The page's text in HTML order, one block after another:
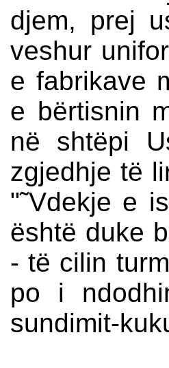
djem, prej
veshur
e fabrikave
e bërtisnin
në shtëpi
zgjedhje të
"˜Vdekje e
është duke
- të cilin
po i
sundimit-